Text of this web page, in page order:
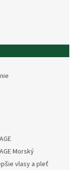
Morský
vlasy a pleť